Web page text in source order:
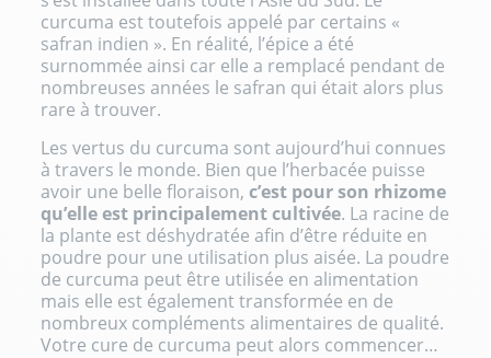
curcuma est toutefois appelé par certains «
safran indien ». En réalité, l’épice a été
surnommée ainsi car elle a remplacé pendant de
nombreuses années le safran qui était alors plus
rare à trouver.
Les vertus du curcuma sont aujourd’hui connues
à travers le monde. Bien que l’herbacée puisse
avoir une belle floraison,c’est pour son rhizome
qu’elle est principalement cultivée. La racine de
la plante est déshydratée afin d’être réduite en
poudre pour une utilisation plus aisée. La poudre
de curcuma peut être utilisée en alimentation
mais elle est également transformée en de
nombreux compléments alimentaires de qualité.
Votre cure de curcuma peut alors commencer…